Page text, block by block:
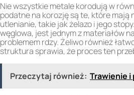
Nie wszystkie metale korodują w
podatne na korozję są te, które mają
utlenianie, takie jak żelazo i jego
węglowa, jest jednym z materiałów
problemem rdzy. Żeliwo również
struktura sprawia, że proces ten
Przeczytaj również: Trawienie